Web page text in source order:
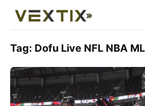
Tag: Dofu Live NFL NBA